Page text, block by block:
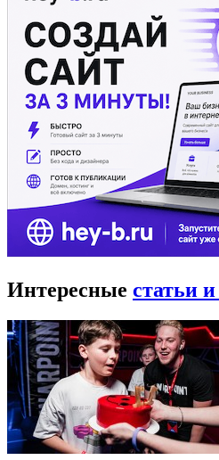
Интересные статьи